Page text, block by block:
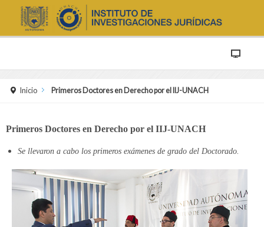
Inicio Primeros Doctores en Derecho por el IIJ-UNACH
Primeros Doctores en Derecho por el IIJ-UNACH
Se llevaron a cabo los primeros exámenes de grado del Doctorado.